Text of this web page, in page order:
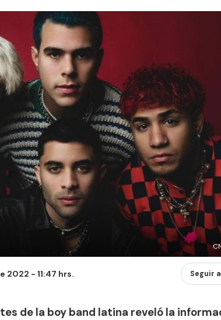
2022 - 11:47 hrs. Seguir
de la boy band latina reveló la